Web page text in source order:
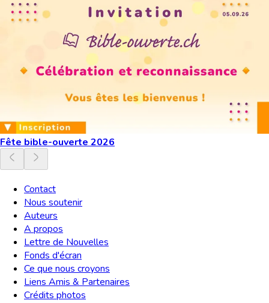
Fête bible-ouverte 2026
Contact
Nous soutenir
Auteurs
A propos
Lettre de Nouvelles
Fonds d'écran
Ce que nous croyons
Liens Amis & Partenaires
Crédits photos